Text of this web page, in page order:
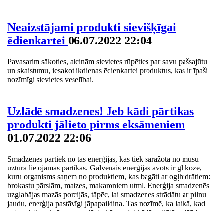
Neaizstājami produkti sievišķīgai
ēdienkartei 06.07.2022 22:04
Pavasarim sākoties, aicinām sievietes rūpēties par savu pašsajūtu
un skaistumu, iesakot ikdienas ēdienkartei produktus, kas ir īpaši
nozīmīgi sievietes veselībai.
Uzlādē smadzenes! Jeb kādi pārtikas
produkti jālieto pirms eksāmeniem
01.07.2022 22:06
Smadzenes pārtiek no tās enerģijas, kas tiek saražota no mūsu
uzturā lietojamās pārtikas. Galvenais enerģijas avots ir glikoze,
kuru organisms saņem no produktiem, kas bagāti ar ogļhidrātiem:
brokastu pārslām, maizes, makaroniem utml. Enerģija smadzenēs
uzglabājas mazās porcijās, tāpēc, lai smadzenes strādātu ar pilnu
jaudu, enerģija pastāvīgi jāpapaildina. Tas nozīmē, ka laikā, kad